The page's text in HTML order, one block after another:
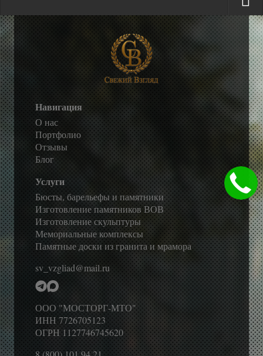
Навигация
О нас
Портфолио
Отзывы
Блог
Услуги
Бюсты, барельефы и памятники
Изготовление памятников ВОВ
Изготовление скульптуры
Мемориальные комплексы
Памятные доски из гранита и мрамора
sv_vzgliad@mail.ru
ООО "МОСТОРГ-МТО"
ИНН 7726705123
ОГРН 1127746745620